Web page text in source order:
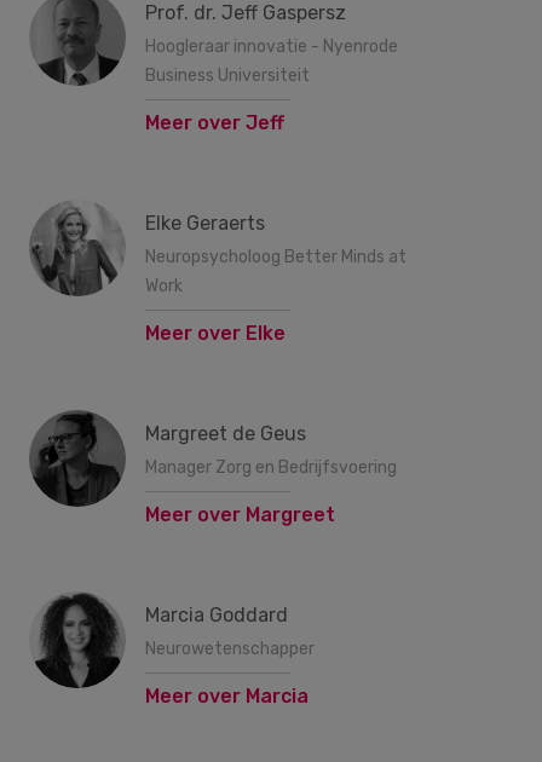
Prof. dr. Jeff Gaspersz
Hoogleraar innovatie - Nyenrode
Business Universiteit
Meer over Jeff
Elke Geraerts
Neuropsycholoog Better Minds at
Work
Meer over Elke
Margreet de Geus
Manager Zorg en Bedrijfsvoering
Meer over Margreet
Marcia Goddard
Neurowetenschapper
Meer over Marcia